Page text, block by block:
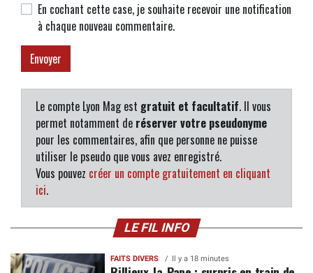
En cochant cette case, je souhaite recevoir une notification
à chaque nouveau commentaire.
Le compte Lyon Mag est gratuit et facultatif. Il vous
permet notamment de réserver votre pseudonyme
pour les commentaires, afin que personne ne puisse
utiliser le pseudo que vous avez enregistré.
Vous pouvez créer un compte gratuitement en cliquant
ici.
LE FIL INFO
FAITS DIVERS Il y a 18 minutes